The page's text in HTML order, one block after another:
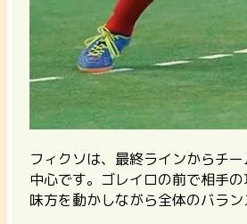
フィクソは、最終ラインからチ
中心です。ゴレイロの前で相手の
味方を動かしながら全体のバラン